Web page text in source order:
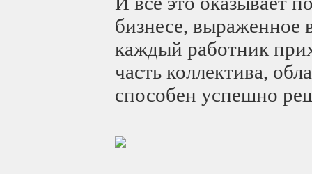
бизнесе, выраженное
каждый работник
часть коллектива,
способен успешно